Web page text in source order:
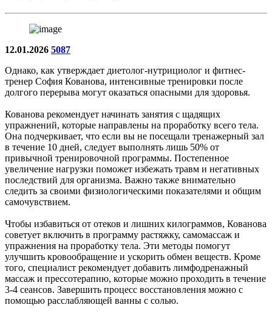
12.01.2026 5087
Однако, как утверждает диетолог-нутрициолог и фитнес-
тренер София Кованова, интенсивные тренировки после
долгого перерыва могут оказаться опасными для здоровья.
Кованова рекомендует начинать занятия с щадящих
упражнений, которые направлены на проработку всего тела.
Она подчеркивает, что если вы не посещали тренажерный зал
в течение 10 дней, следует выполнять лишь 50% от
привычной тренировочной программы. Постепенное
увеличение нагрузки поможет избежать травм и негативных
последствий для организма. Важно также внимательно
следить за своими физиологическими показателями и общим
самочувствием.
Чтобы избавиться от отеков и лишних килограммов, Кованова
советует включить в программу растяжку, самомассаж и
упражнения на проработку тела. Эти методы помогут
улучшить кровообращение и ускорить обмен веществ. Кроме
того, специалист рекомендует добавить лимфодренажный
массаж и прессотерапию, которые можно проходить в течение
3-4 сеансов. Завершить процесс восстановления можно с
помощью расслабляющей ванны с солью.